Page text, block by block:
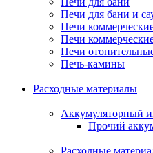
Печи для бани и
Печи
Печи
Печи
Печь-камины
Расходные материалы
Аккумуляторный
Прочий
Расходные